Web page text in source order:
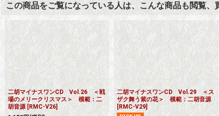
この商品をご覧になっている人は、こんな商品も閲覧、
二胡マイナスワンCD Vol.26 ＜戦
場のメリークリスマス＞ 模範：二
胡音源 [RMC-V26]
二胡マイナスワンCD Vol.29 ＜ス
ザク舞う紫の花＞ 模範：二胡音源
[RMC-V29]